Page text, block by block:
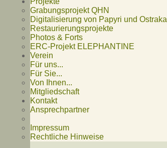
Grabungsprojekt QHN
Digitalisierung von Papyri und Ostraka
Restaurierungsprojekte
Photos & Forts
ERC-Projekt ELEPHANTINE
Verein
Für uns...
Für Sie...
Von Ihnen...
Mitgliedschaft
Kontakt
Ansprechpartner
Impressum
Rechtliche Hinweise